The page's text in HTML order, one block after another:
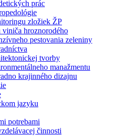
prác
zložiek ŽP
viniča hroznorodého
pestovania zeleniny
tvorby
manažmentu
krajinného dizajnu
jazyku
potrebami
činnosti